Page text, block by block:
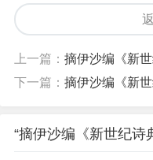
经》青海首发式上我的
诗人中最高的”—说句老
我发现自已有邪恶的力量
那些曾经
取笑我
上一篇： 摘伊沙编《新
下一篇： 摘伊沙编《新
“摘伊沙编《新世纪诗